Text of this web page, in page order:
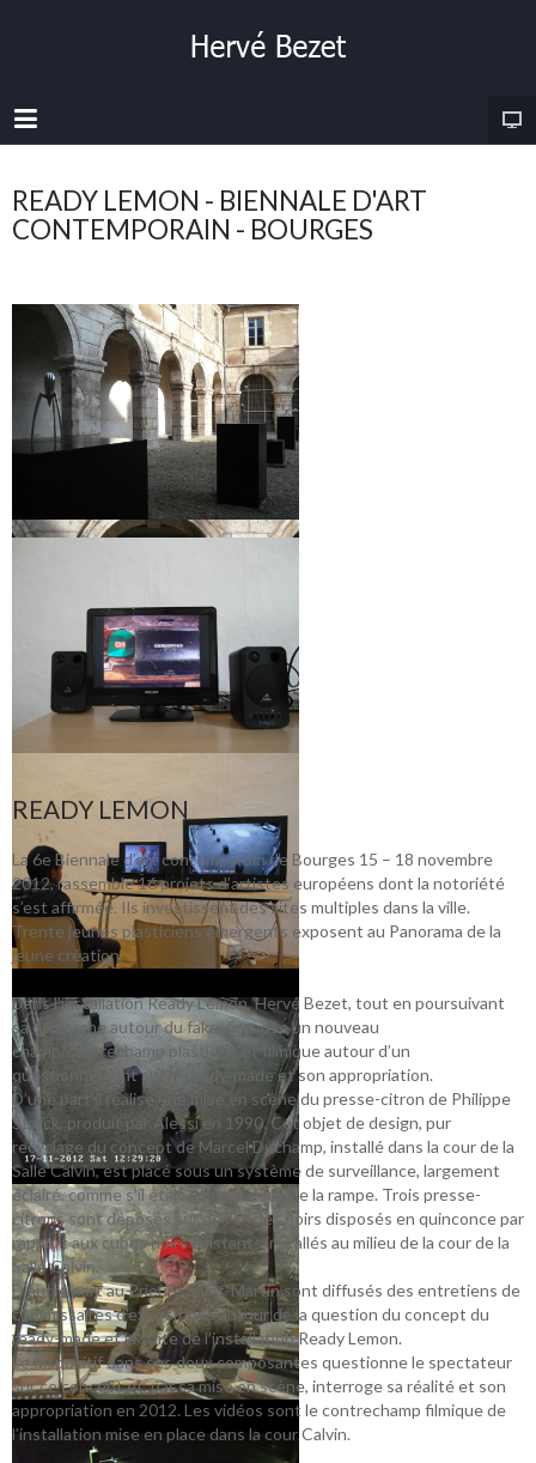
READY LEMON - BIENNALE D'ART
CONTEMPORAIN - BOURGES
READY LEMON
La 6e Biennale d’art contemporain de Bourges 15 – 18 novembre
2012, rassemble 16 projets d’artistes européens dont la notoriété
s’est affirmée. Ils investissent des sites multiples dans la ville.
Trente jeunes plasticiens émergents exposent au Panorama de la
jeune création.
Dans l’installation Ready Lemon, Hervé Bezet, tout en poursuivant
sa démarche autour du fake, propose un nouveau
champ/contrechamp plastique et filmique autour d’un
questionnement sur le ready-made et son appropriation.
D’une part il réalise une mise en scène du presse-citron de Philippe
Starck, produit par Alessi en 1990. Cet objet de design, pur
recyclage du concept de Marcel Duchamp, installé dans la cour de la
Salle Calvin, est placé sous un système de surveillance, largement
éclairé, comme s’il était sous les feux de la rampe. Trois presse-
citrons sont déposés sur des socles noirs disposés en quinconce par
rapport aux cubes noirs existants installés au milieu de la cour de la
Salle Calvin.
D’autre part au Prieuré Saint-Martin sont diffusés des entretiens de
commissaires d’expositions autour de la question du concept du
ready-made et la suite de l’installation Ready Lemon.
Le dispositif dans ses deux composantes questionne le spectateur
sur ce concept et, par sa mise en scène, interroge sa réalité et son
appropriation en 2012. Les vidéos sont le contrechamp filmique de
l’installation mise en place dans la cour Calvin.